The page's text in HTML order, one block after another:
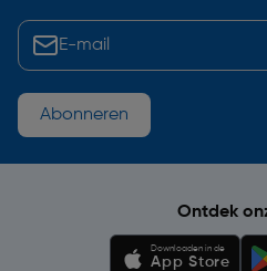
Abonneren
Ontdek
Downloaden in de
App Store